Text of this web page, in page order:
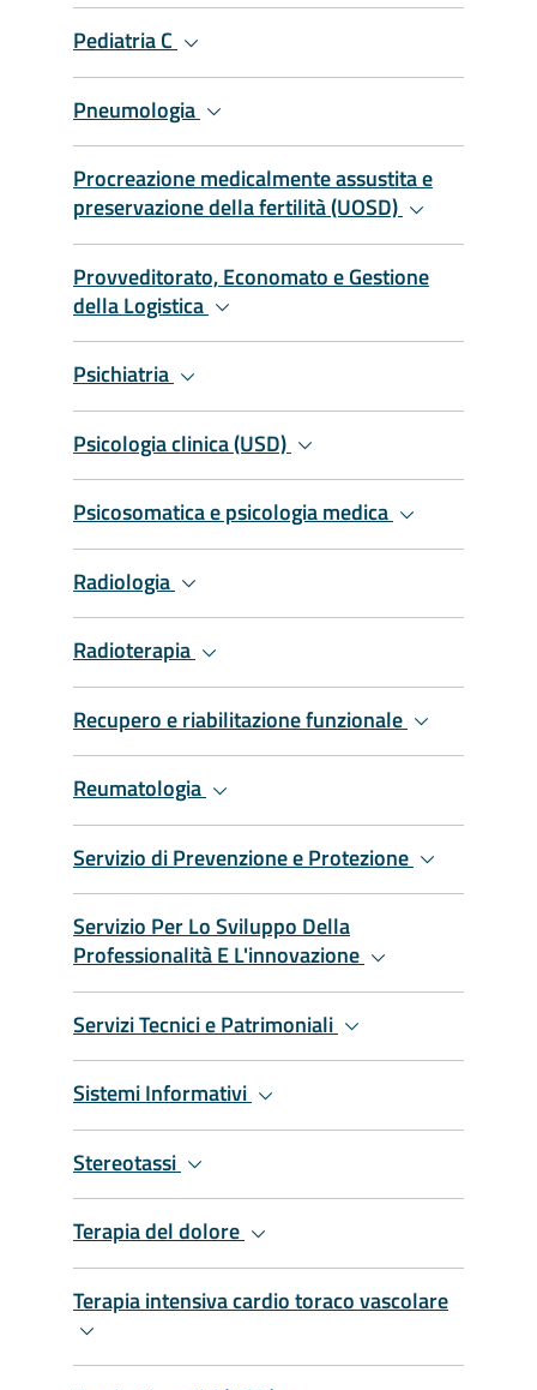
Pediatria C
Pneumologia
Procreazione medicalmente assustita e
preservazione della fertilità (UOSD)
Provveditorato, Economato e Gestione
della Logistica
Psichiatria
Psicologia clinica (USD)
Psicosomatica e psicologia medica
Radiologia
Radioterapia
Recupero e riabilitazione funzionale
Reumatologia
Servizio di Prevenzione e Protezione
Servizio Per Lo Sviluppo Della
Professionalità E L'innovazione
Servizi Tecnici e Patrimoniali
Sistemi Informativi
Stereotassi
Terapia del dolore
Terapia intensiva cardio toraco vascolare